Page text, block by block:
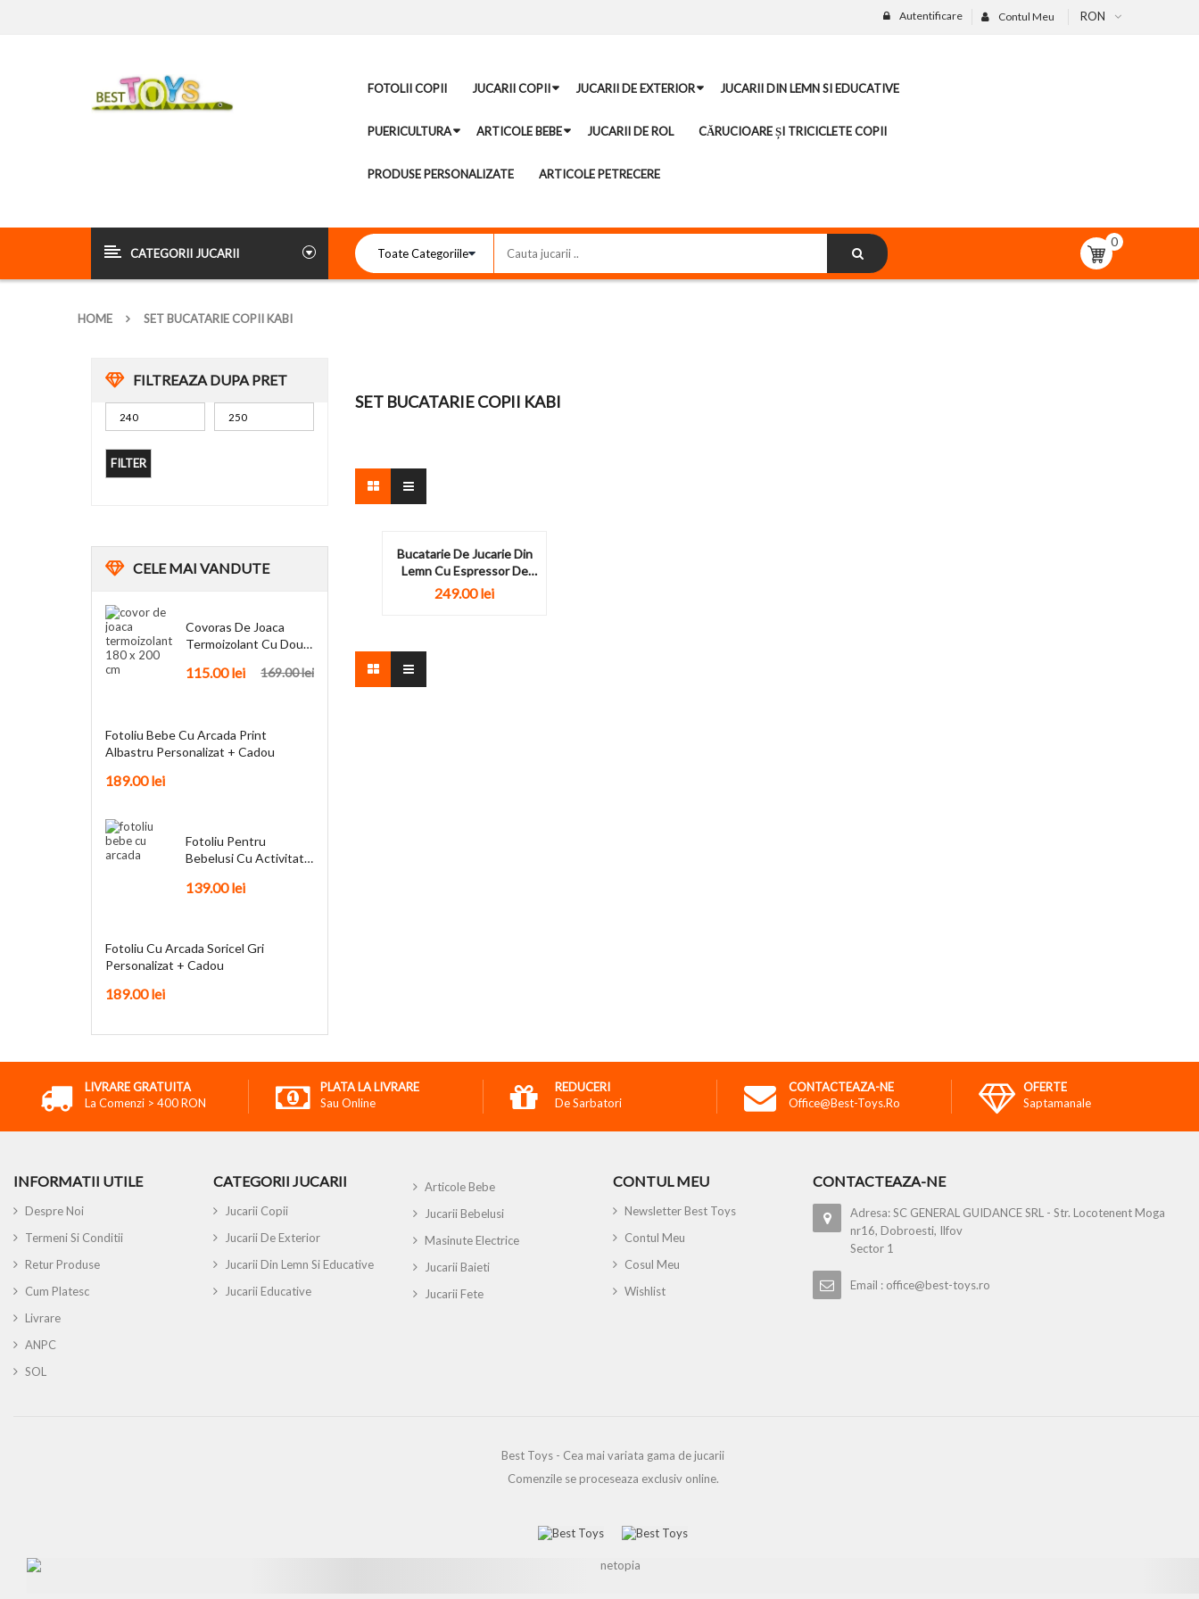
RON
Contul Meu
Autentificare
FOTOLII COPII JUCARII COPII JUCARII DE EXTERIOR JUCARII DIN LEMN SI EDUCATIVE
PUERICULTURA ARTICOLE BEBE JUCARII DE ROL CĂRUCIOARE ȘI TRICICLETE COPII
PRODUSE PERSONALIZATE ARTICOLE PETRECERE
CATEGORII JUCARII
0
HOME SET BUCATARIE COPII KABI
FILTREAZA DUPA PRET
FILTER
CELEMAI VANDUTE
Covoras De Joaca
Termoizolant Cu Doua
169.00lei
115.00lei
Fotoliu Bebe Cu Arcada Print
Albastru Personalizat + Cadou
189.00lei
Fotoliu Pentru
Bebelusi Cu Activitati
139.00lei
Fotoliu Cu Arcada Soricel Gri
Personalizat + Cadou
189.00lei
SET BUCATARIE COPII KABI
Bucatarie De Jucarie Din
Lemn Cu Espressor De
Cafea...
249.00lei
LIVRARE GRATUITA
La Comenzi > 400 RON
PLATA LA LIVRARE
Sau Online
REDUCERI
De Sarbatori
CONTACTEAZA-NE
Office@best-Toys.ro
OFERTE
Saptamanale
INFORMATII UTILE
Despre Noi
Termeni Si Conditii
Retur Produse
Cum Platesc
Livrare
ANPC
SOL
CATEGORII JUCARII
Jucarii Copii
Jucarii De Exterior
Jucarii Din Lemn Si Educative
Jucarii Educative
Articole Bebe
Jucarii Bebelusi
Masinute Electrice
Jucarii Baieti
Jucarii Fete
CONTUL MEU
Newsletter Best Toys
Contul Meu
Cosul Meu
Wishlist
CONTACTEAZA-NE
Adresa: SC GENERAL GUIDANCE SRL - Str. Locotenent Moga
nr16, Dobroesti, Ilfov
Sector 1
Email : office@best-toys.ro
Best Toys - Cea mai variata gama de jucarii
Comenzile se proceseaza exclusiv online.